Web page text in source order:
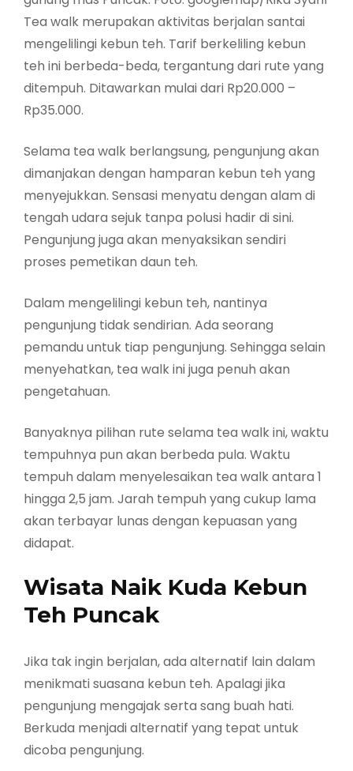
Tea walk merupakan aktivitas berjalan santai
mengelilingi kebun teh. Tarif berkeliling kebun
teh ini berbeda-beda, tergantung dari rute yang
ditempuh. Ditawarkan mulai dari Rp20.000 –
Rp35.000.
Selama tea walk berlangsung, pengunjung akan
dimanjakan dengan hamparan kebun teh yang
menyejukkan. Sensasi menyatu dengan alam di
tengah udara sejuk tanpa polusi hadir di sini.
Pengunjung juga akan menyaksikan sendiri
proses pemetikan daun teh.
Dalam mengelilingi kebun teh, nantinya
pengunjung tidak sendirian. Ada seorang
pemandu untuk tiap pengunjung. Sehingga selain
menyehatkan, tea walk ini juga penuh akan
pengetahuan.
Banyaknya pilihan rute selama tea walk ini, waktu
tempuhnya pun akan berbeda pula. Waktu
tempuh dalam menyelesaikan tea walk antara 1
hingga 2,5 jam. Jarah tempuh yang cukup lama
akan terbayar lunas dengan kepuasan yang
didapat.
Wisata Naik Kuda Kebun
Teh Puncak
Jika tak ingin berjalan, ada alternatif lain dalam
menikmati suasana kebun teh. Apalagi jika
pengunjung mengajak serta sang buah hati.
Berkuda menjadi alternatif yang tepat untuk
dicoba pengunjung.